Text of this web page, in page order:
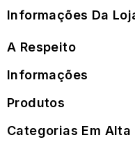
Informações Da
A Respeito
Informações
Produtos
Categorias Em Alta